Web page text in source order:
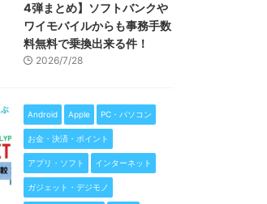
4弾まとめ】ソフトバンクや
ワイモバイルからも事務手数
料無料で乗換出来る件！
2026/7/28
Android Apple PC・パソコン
お金・決済・ポイント
アプリ・ソフト インターネット
ガジェット・デジモノ